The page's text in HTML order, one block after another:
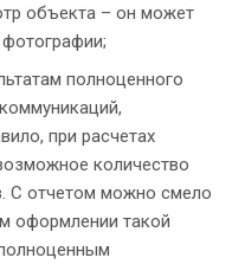
объекта – он может
полноценного
при расчетах
количество
С отчетом можно смело
оформлении такой